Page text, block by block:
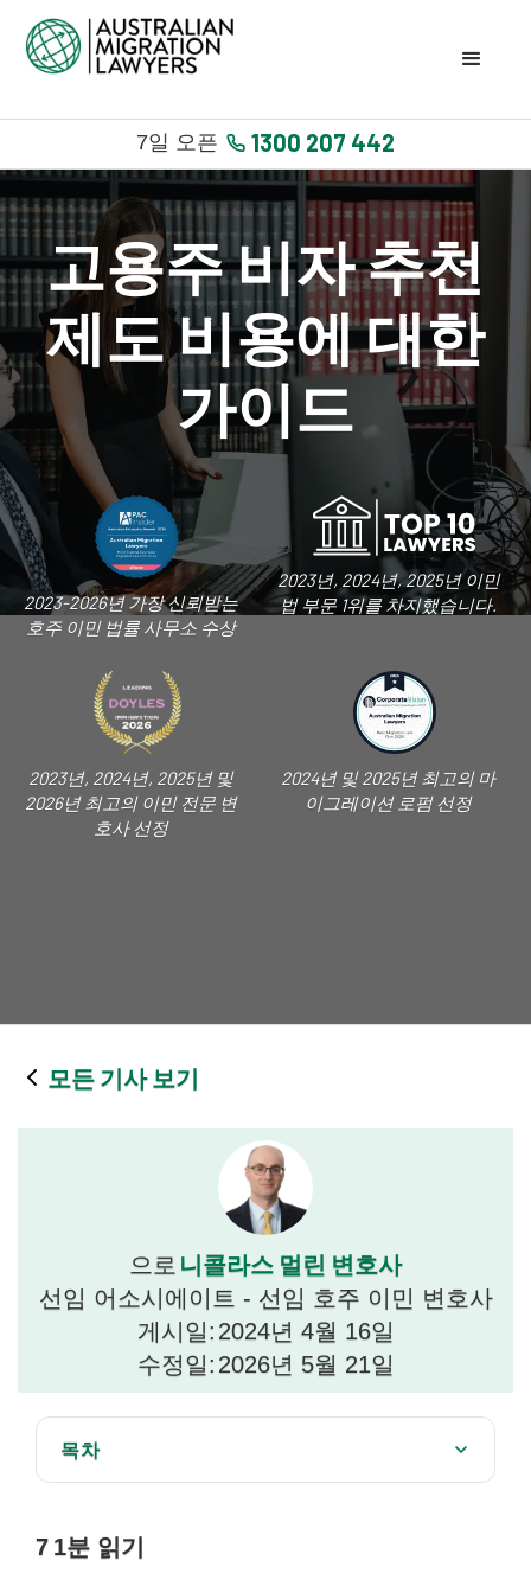
7일 오픈 1300 207 442
고용주 비자 추천
제도 비용에 대한
가이드
2023-2026년 가장 신뢰받는
호주 이민 법률 사무소 수상
2023년, 2024년, 2025년 이민
법 부문 1위를 차지했습니다.
2023년, 2024년, 2025년 및
2026년 최고의 이민 전문 변
호사 선정
2024년 및 2025년 최고의 마
이그레이션 로펌 선정
모든 기사 보기
으로 니콜라스 멀린 변호사
선임 어소시에이트 - 선임 호주 이민 변호사
게시일: 2024년 4월 16일
수정일: 2026년 5월 21일
목차
7 1분 읽기